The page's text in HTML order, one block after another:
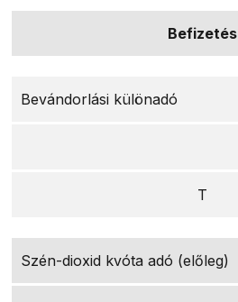
Befizetés
Bevándorlási különadó
T
Szén-dioxid kvóta adó (előleg)